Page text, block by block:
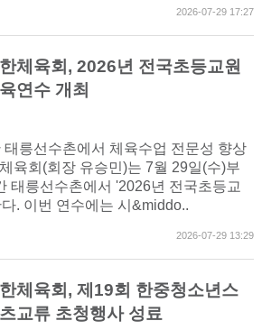
2026-07-29 17:27
체육회, 2026년 전국초등교원
연수 개최
릉선수촌에서 체육수업 전문성 향상
육회(회장 유승민)는 7월 29일(수)부
태릉선수촌에서 '2026년 전국초등교
. 이번 연수에는 시&middo..
2026-07-29 13:29
체육회, 제19회 한중청소년스
교류 초청행사 성료